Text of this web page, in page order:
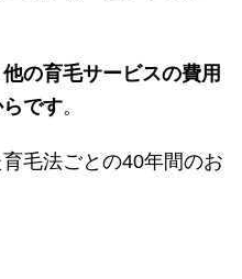
の育毛サービスの費用
です。
毛法ごとの40年間のお